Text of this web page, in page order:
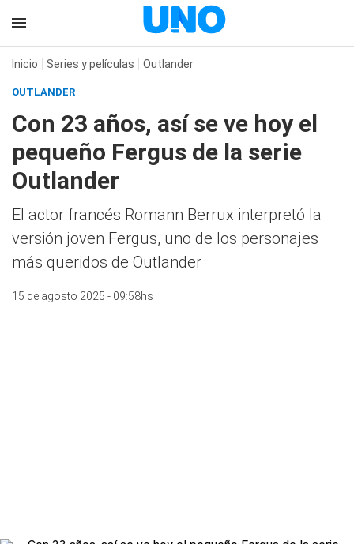
Inicio Series y películas Outlander
OUTLANDER
Con 23 años, así se ve hoy el
pequeño Fergus de la serie
Outlander
El actor francés Romann Berrux interpretó la
versión joven Fergus, uno de los personajes
más queridos de Outlander
15 de agosto 2025 - 09:58hs